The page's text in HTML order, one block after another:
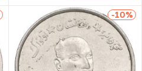
-10%